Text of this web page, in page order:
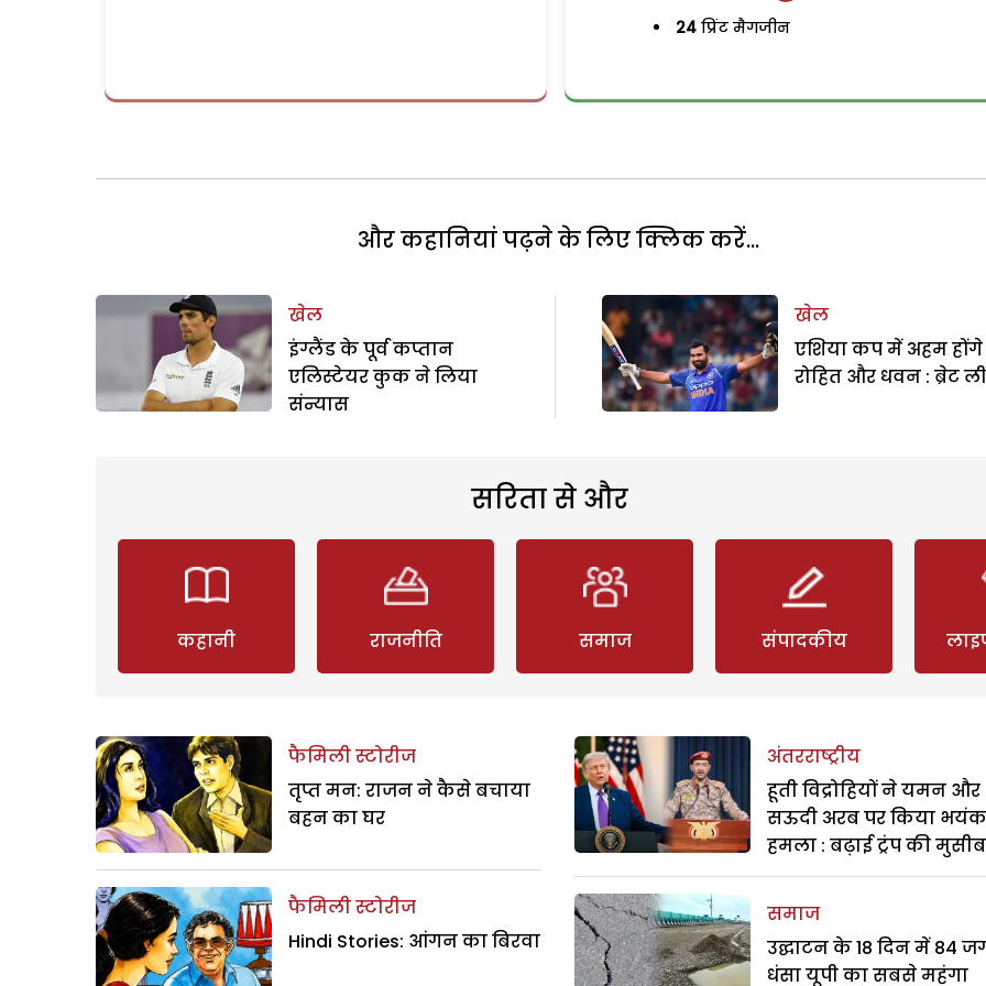
24 प्रिंट मैगजीन
और कहानियां पढ़ने के लिए क्लिक करें...
खेल
इंग्लैंड के पूर्व कप्तान
एलिस्टेयर कुक ने लिया
संन्यास
खेल
एशिया कप में अहम होंगे
रोहित और धवन : ब्रेट ली
सरिता से और
कहानी राजनीति समाज संपादकीय
फैमिली स्टोरीज
तृप्त मन: राजन ने कैसे बचाया
बहन का घर
फैमिली स्टोरीज
Hindi Stories: आंगन का बिरवा
अंतरराष्ट्रीय
हूती विद्रोहियों ने यमन और
सऊदी अरब पर किया
हमला : बढ़ाई ट्रंप की
समाज
उद्घाटन के 18 दिन में 84
धंसा यूपी का सबसे महंगा